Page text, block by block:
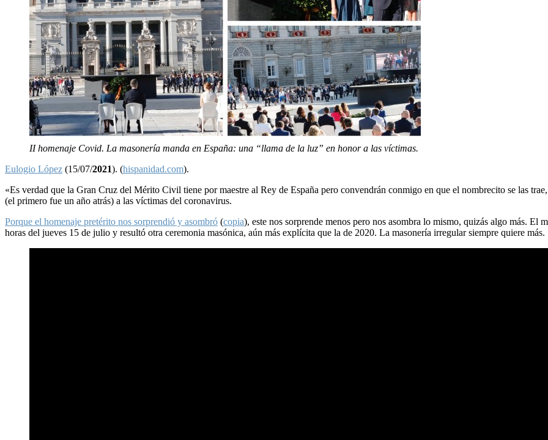
II homenaje Covid. La masonería manda en España: una “llama de la luz” en honor a las víctimas.
Eulogio López (15/07/2021). (hispanidad.com).
«Es verdad que la Gran Cruz del Mérito Civil tiene por maestre al Rey de España pero convendrán conmigo en que el nombrecito se las
(el primero fue un año atrás) a las víctimas del coronavirus.
Porque el homenaje pretérito nos sorprendió y asombró (copia), este nos sorprende menos pero nos asombra lo mismo, quizás algo más. El
horas del jueves 15 de julio y resultó otra ceremonia masónica, aún más explícita que la de 2020. La masonería irregular siempre quiere más.